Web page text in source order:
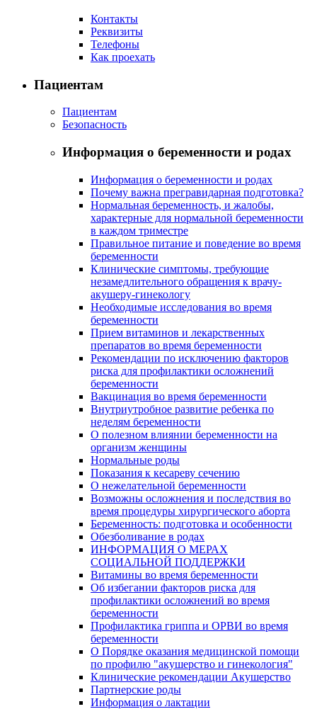
Контакты
Реквизиты
Телефоны
Как проехать
Пациентам
Пациентам
Безопасность
Информация о беременности и родах
Информация о беременности и родах
Почему важна прегравидарная подготовка?
Нормальная беременность, и жалобы,
характерные для нормальной беременности
в каждом триместре
Правильное питание и поведение во время
беременности
Клинические симптомы, требующие
незамедлительного обращения к врачу-
акушеру-гинекологу
Необходимые исследования во время
беременности
Прием витаминов и лекарственных
препаратов во время беременности
Рекомендации по исключению факторов
риска для профилактики осложнений
беременности
Вакцинация во время беременности
Внутриутробное развитие ребенка по
неделям беременности
О полезном влиянии беременности на
организм женщины
Нормальные роды
Показания к кесареву сечению
О нежелательной беременности
Возможны осложнения и последствия во
время процедуры хирургического аборта
Беременность: подготовка и особенности
Обезболивание в родах
ИНФОРМАЦИЯ О МЕРАХ
СОЦИАЛЬНОЙ ПОДДЕРЖКИ
Витамины во время беременности
Об избегании факторов риска для
профилактики осложнений во время
беременности
Профилактика гриппа и ОРВИ во время
беременности
О Порядке оказания медицинской помощи
по профилю "акушерство и гинекология"
Клинические рекомендации Акушерство
Партнерские роды
Информация о лактации